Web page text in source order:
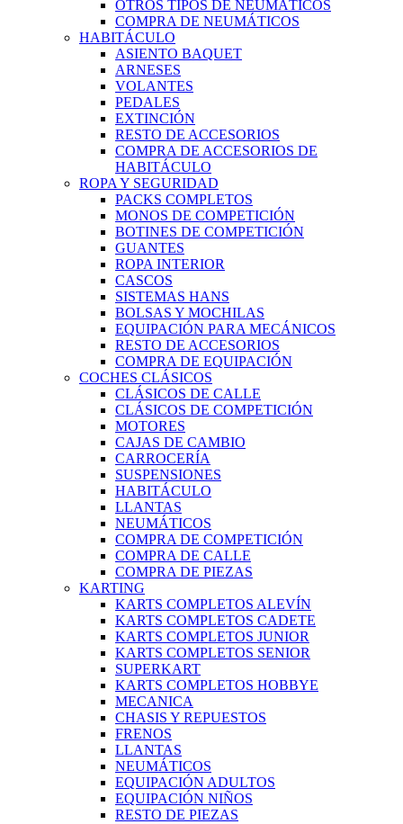
OTROS TIPOS DE NEUMÁTICOS
COMPRA DE NEUMÁTICOS
HABITÁCULO
ASIENTO BAQUET
ARNESES
VOLANTES
PEDALES
EXTINCIÓN
RESTO DE ACCESORIOS
COMPRA DE ACCESORIOS DE
HABITÁCULO
ROPA Y SEGURIDAD
PACKS COMPLETOS
MONOS DE COMPETICIÓN
BOTINES DE COMPETICIÓN
GUANTES
ROPA INTERIOR
CASCOS
SISTEMAS HANS
BOLSAS Y MOCHILAS
EQUIPACIÓN PARA MECÁNICOS
RESTO DE ACCESORIOS
COMPRA DE EQUIPACIÓN
COCHES CLÁSICOS
CLÁSICOS DE CALLE
CLÁSICOS DE COMPETICIÓN
MOTORES
CAJAS DE CAMBIO
CARROCERÍA
SUSPENSIONES
HABITÁCULO
LLANTAS
NEUMÁTICOS
COMPRA DE COMPETICIÓN
COMPRA DE CALLE
COMPRA DE PIEZAS
KARTING
KARTS COMPLETOS ALEVÍN
KARTS COMPLETOS CADETE
KARTS COMPLETOS JUNIOR
KARTS COMPLETOS SENIOR
SUPERKART
KARTS COMPLETOS HOBBYE
MECANICA
CHASIS Y REPUESTOS
FRENOS
LLANTAS
NEUMÁTICOS
EQUIPACIÓN ADULTOS
EQUIPACIÓN NIÑOS
RESTO DE PIEZAS